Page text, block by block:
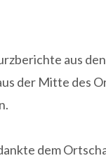
aus den
der Mitte des
dem